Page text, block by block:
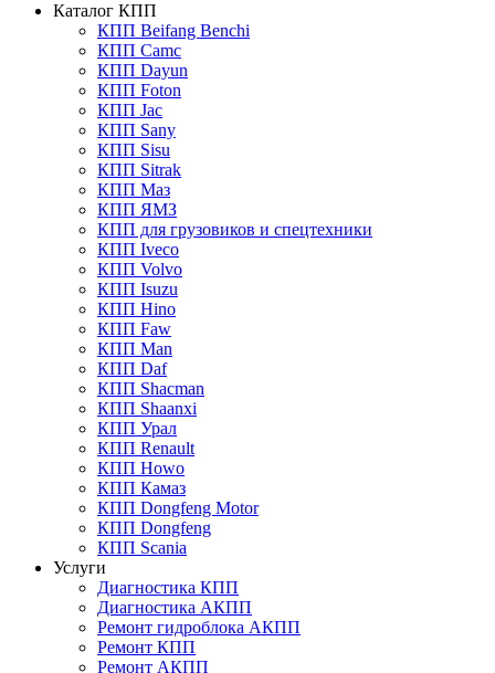
Каталог КПП
КПП Beifang Benchi
КПП Camc
КПП Dayun
КПП Foton
КПП Jac
КПП Sany
КПП Sisu
КПП Sitrak
КПП Маз
КПП ЯМЗ
КПП для грузовиков и спецтехники
КПП Iveco
КПП Volvo
КПП Isuzu
КПП Hino
КПП Faw
КПП Man
КПП Daf
КПП Shacman
КПП Shaanxi
КПП Урал
КПП Renault
КПП Howo
КПП Камаз
КПП Dongfeng Motor
КПП Dongfeng
КПП Scania
Услуги
Диагностика КПП
Диагностика АКПП
Ремонт гидроблока АКПП
Ремонт КПП
Ремонт АКПП